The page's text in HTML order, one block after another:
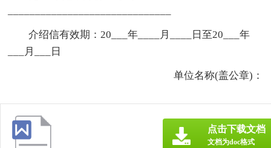
介绍信有效期：20___年____月____日至20___年
___月___日
单位名称(盖公章)：
点击下载文档
文档为doc格式